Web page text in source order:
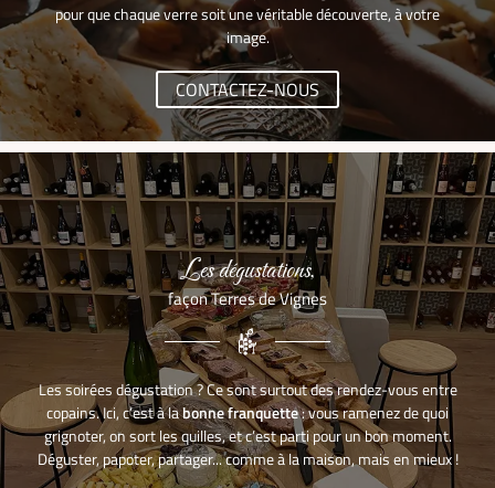
DOMAINES
EN IMAGES
AVIS
A LA UNE
CONTACT
Rejoignez-nous :
Restez informés
INSCRIPTION
pour que chaque verre soit une véritable découverte, à votre
image.
CONTACTEZ-NOUS
Les dégustations,
façon Terres de Vignes
Les soirées dégustation ? Ce sont surtout des rendez-vous entre
copains. Ici, c’est à labonne franquette: vous ramenez de quoi
grignoter, on sort les quilles, et c’est parti pour un bon moment.
Déguster, papoter, partager... comme à la maison, mais en mieux !